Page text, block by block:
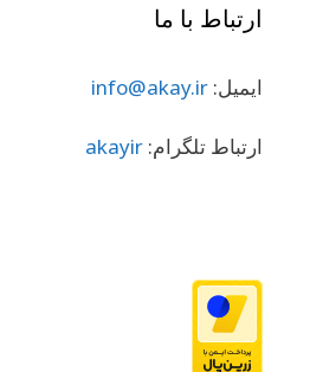
ارتباط با ما
ایمیل: info@akay.ir
ارتباط تلگرام: akayir